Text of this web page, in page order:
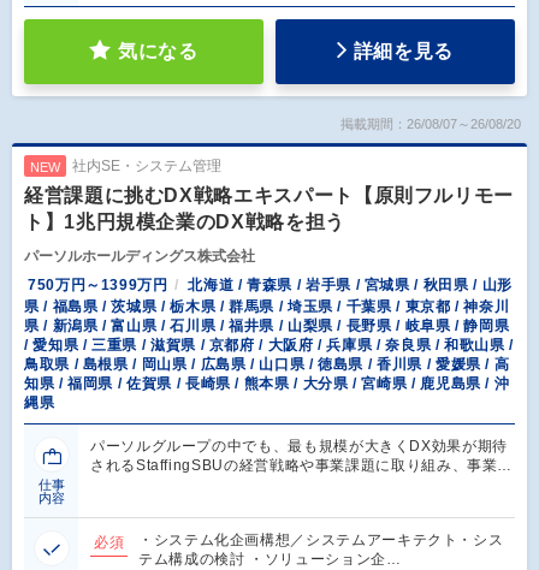
気になる 詳細を見る
掲載期間：26/08/07～26/08/20
NEW 社内SE・システム管理
経営課題に挑むDX戦略エキスパート【原則フルリモー
ト】1兆円規模企業のDX戦略を担う
パーソルホールディングス株式会社
750万円～1399万円
北海道 / 青森県 / 岩手県 / 宮城県 / 秋田県 / 山形
県 / 福島県 / 茨城県 / 栃木県 / 群馬県 / 埼玉県 / 千葉県 / 東京都 / 神奈川
県 / 新潟県 / 富山県 / 石川県 / 福井県 / 山梨県 / 長野県 / 岐阜県 / 静岡県
/ 愛知県 / 三重県 / 滋賀県 / 京都府 / 大阪府 / 兵庫県 / 奈良県 / 和歌山県 /
鳥取県 / 島根県 / 岡山県 / 広島県 / 山口県 / 徳島県 / 香川県 / 愛媛県 / 高
知県 / 福岡県 / 佐賀県 / 長崎県 / 熊本県 / 大分県 / 宮崎県 / 鹿児島県 / 沖
縄県
仕事
内容
パーソルグループの中でも、最も規模が大きくDX効果が期待
されるStaffingSBUの経営戦略や事業課題に取り組み、事業…
必須
・システム化企画構想／システムアーキテクト・シス
テム構成の検討 ・ソリューション企…